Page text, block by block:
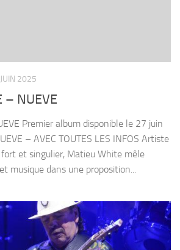
2025
– NUEVE
Premier album disponible le 27 juin
– AVEC TOUTES LES INFOS Artiste
fort et singulier, Matieu White mêle
musique dans une proposition...